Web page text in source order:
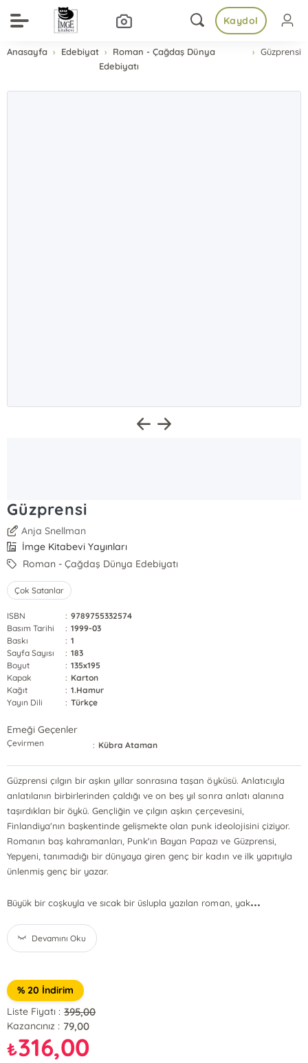
Kaydol
Anasayfa Edebiyat
Roman - Çağdaş Dünya
Edebiyatı
Güzprensi
Güzprensi
Anja Snellman
İmge Kitabevi Yayınları
Roman - Çağdaş Dünya Edebiyatı
Çok Satanlar
ISBN : 9789755332574
Basım Tarihi
: 1999-03
Baskı
: 1
Sayfa Sayısı
: 183
Boyut
: 135x195
Kapak
: Karton
Kağıt
: 1.Hamur
Yayın Dili
: Türkçe
Emeği Geçenler
Çevirmen : Kübra Ataman
Güzprensi çılgın bir aşkın yıllar sonrasına taşan öyküsü. Anlatıcıyla
anlatılanın birbirlerinden çaldığı ve on beş yıl sonra anlatı alanına
taşırdıkları bir öykü. Gençliğin ve çılgın aşkın çerçevesini,
Finlandiya'nın başkentinde gelişmekte olan punk ideolojisini çiziyor.
Romanın baş kahramanları, Punk'ın Bayan Papazı ve Güzprensi,
Yepyeni, tanımadığı bir dünyaya giren genç bir kadın ve ilk yapıtıyla
ünlenmiş genç bir yazar.
Büyük bir coşkuyla ve sıcak bir üslupla yazılan roman, yak...
Devamını Oku
% 20 İndirim
Liste Fiyatı : 395,00
Kazancınız : 79,00
₺316,00